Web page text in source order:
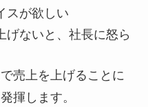
スが欲しい
げないと、社長に怒ら
売上を上げることに
揮します。